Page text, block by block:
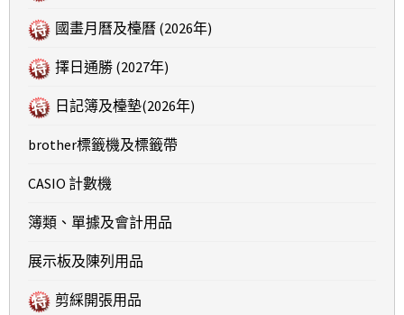
國畫月曆及檯曆 (2026年)
擇日通勝 (2027年)
日記簿及檯墊(2026年)
brother標籤機及標籤帶
CASIO 計數機
簿類、單據及會計用品
展示板及陳列用品
剪綵開張用品